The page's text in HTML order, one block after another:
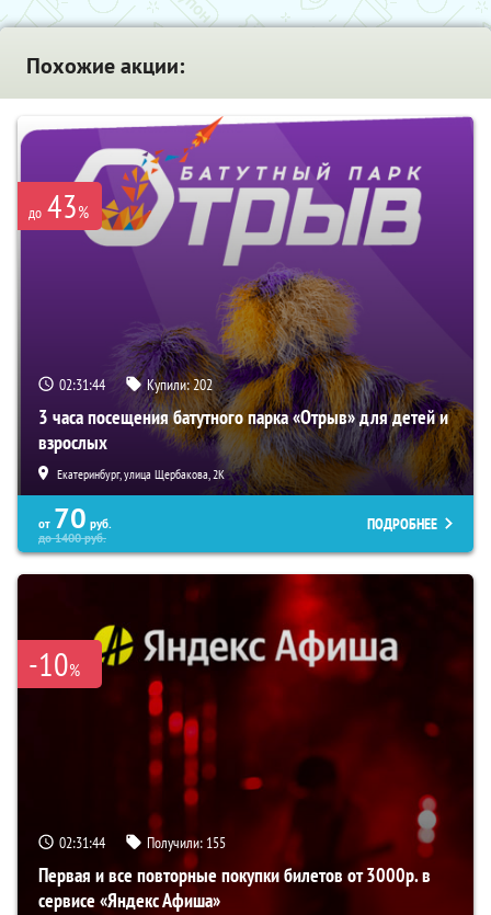
Похожие акции:
до 43%
02:31:44 Купили:202
3 часа посещения батутного парка «Отрыв» для детей и
взрослых
Екатеринбург, улица Щербакова, 2К
от 70 руб.
до1400руб.
ПОДРОБНЕЕ
-10%
02:31:44 Получили: 155
Первая и все повторные покупки билетов от 3000р. в
сервисе «Яндекс Афиша»